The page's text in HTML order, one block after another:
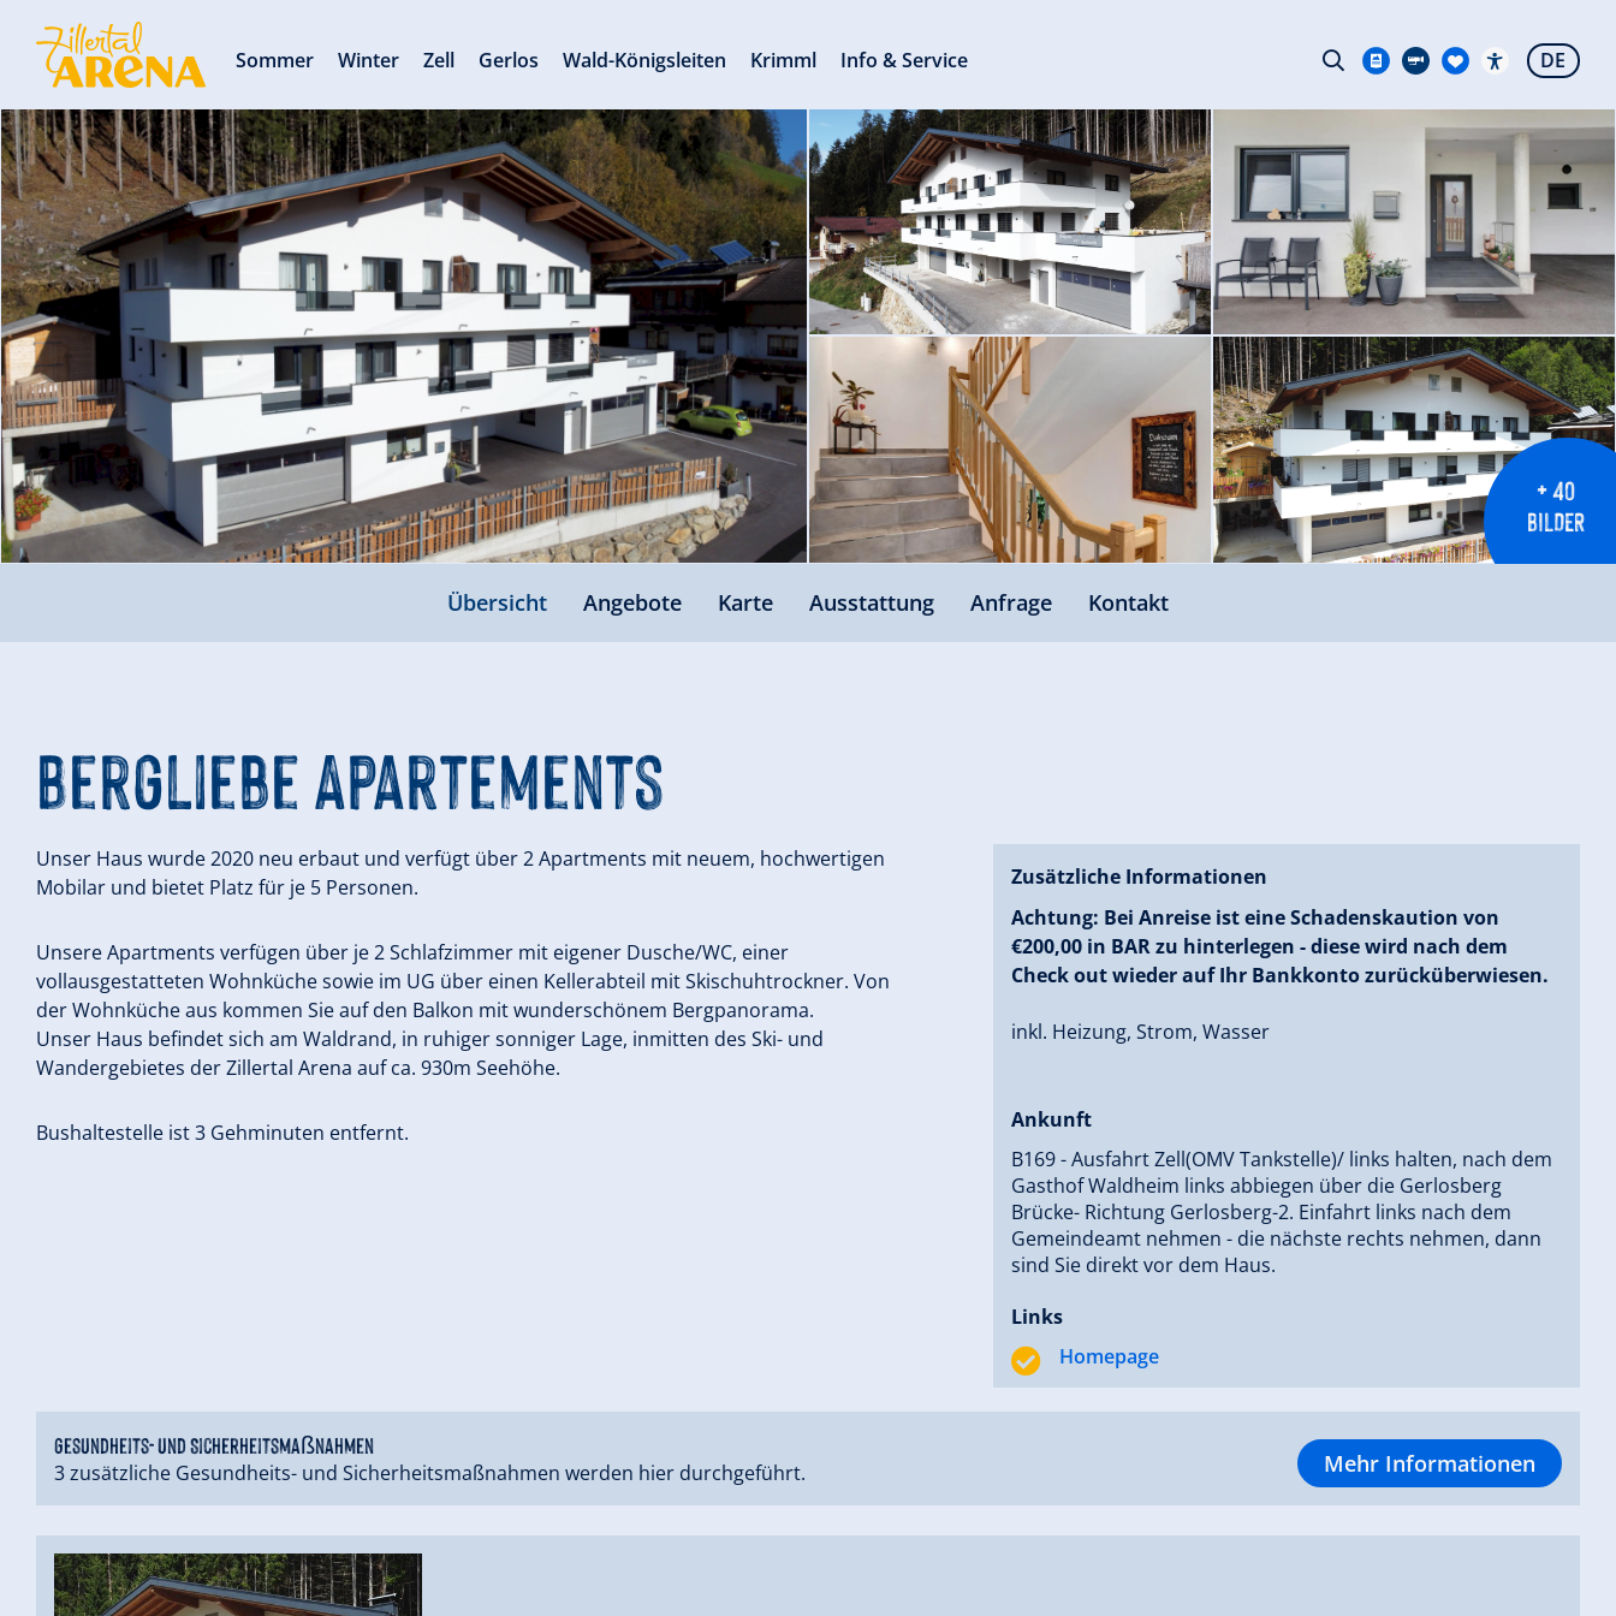
+ 40
BILDER
Übersicht Angebote Karte Ausstattung Anfrage Kontakt
Bergliebe Apartements
Unser Haus wurde 2020 neu erbaut und verfügt über 2 Apartments mit neuem, hochwertigen
Mobilar und bietet Platz für je 5 Personen.
Unsere Apartments verfügen über je 2 Schlafzimmer mit eigener Dusche/WC, einer
vollausgestatteten Wohnküche sowie im UG über einen Kellerabteil mit Skischuhtrockner. Von
der Wohnküche aus kommen Sie auf den Balkon mit wunderschönem Bergpanorama.
Unser Haus befindet sich am Waldrand, in ruhiger sonniger Lage, inmitten des Ski- und
Wandergebietes der Zillertal Arena auf ca. 930m Seehöhe.
Bushaltestelle ist 3 Gehminuten entfernt.
Zusätzliche Informationen
Achtung: Bei Anreise ist eine Schadenskaution von
€200,00 in BAR zu hinterlegen - diese wird nach dem
Check out wieder auf Ihr Bankkonto zurücküberwiesen.
inkl. Heizung, Strom, Wasser
Ankunft
B169 - Ausfahrt Zell(OMV Tankstelle)/ links halten, nach dem
Gasthof Waldheim links abbiegen über die Gerlosberg
Brücke- Richtung Gerlosberg-2. Einfahrt links nach dem
Gemeindeamt nehmen - die nächste rechts nehmen, dann
sind Sie direkt vor dem Haus.
Links
Homepage
Gesundheits- und Sicherheitsmaßnahmen
3 zusätzliche Gesundheits- und Sicherheitsmaßnahmen werden hier durchgeführt. Mehr Informationen
Sommer Winter Zell Gerlos Wald-Königsleiten Krimml Info & Service DE